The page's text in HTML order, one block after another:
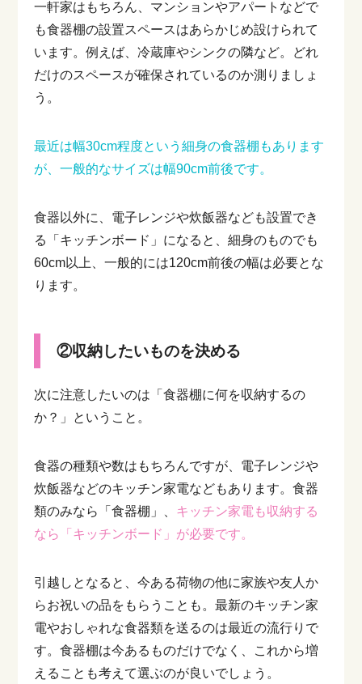
一軒家はもちろん、マンションやアパートなどで
も食器棚の設置スペースはあらかじめ設けられて
います。例えば、冷蔵庫やシンクの隣など。どれ
だけのスペースが確保されているのか測りましょ
う。
最近は幅30cm程度という細身の食器棚もあります
が、一般的なサイズは幅90cm前後です。
食器以外に、電子レンジや炊飯器なども設置でき
る「キッチンボード」になると、細身のものでも
60cm以上、一般的には120cm前後の幅は必要とな
ります。
②収納したいものを決める
次に注意したいのは「食器棚に何を収納するの
か？」ということ。
食器の種類や数はもちろんですが、電子レンジや
炊飯器などのキッチン家電などもあります。食器
類のみなら「食器棚」、 キッチン家電も収納する
なら「キッチンボード」が必要です。
引越しとなると、今ある荷物の他に家族や友人か
らお祝いの品をもらうことも。最新のキッチン家
電やおしゃれな食器類を送るのは最近の流行りで
す。食器棚は今あるものだけでなく、これから増
えることも考えて選ぶのが良いでしょう。